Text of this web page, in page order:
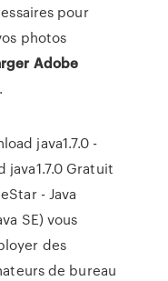
pour
photos
Adobe
java1.7.0 -
java1.7.0 Gratuit
- Java
SE) vous
des
de bureau